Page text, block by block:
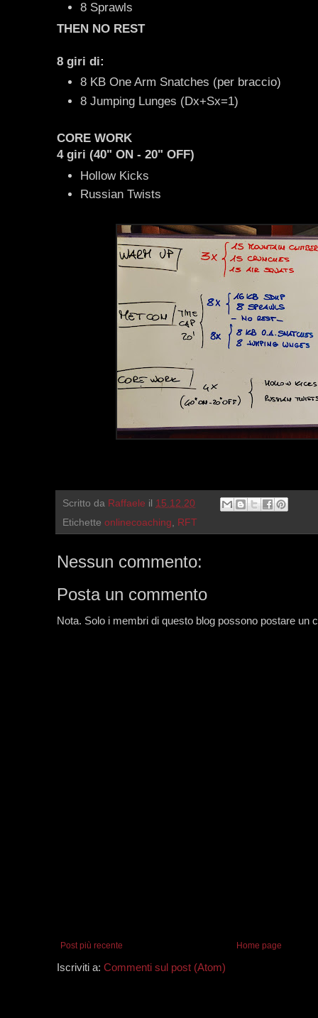
8 Sprawls
THEN NO REST
8 giri di:
8 KB One Arm Snatches (per braccio)
8 Jumping Lunges (Dx+Sx=1)
CORE WORK
4 giri (40" ON - 20" OFF)
Hollow Kicks
Russian Twists
Scritto da Raffaele il 15.12.20
Etichette onlinecoaching RFT
Nessun commento:
Posta un commento
Nota. Solo i membri di questo blog possono postare un
Post più recente Home page
Iscriviti a: Commenti sul post (Atom)